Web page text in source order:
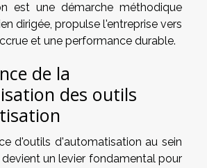
est une démarche méthodique
dirigée, propulse l'entreprise vers
et une performance durable.
de la
des outils
d'outils d'automatisation au sein
un levier fondamental pour